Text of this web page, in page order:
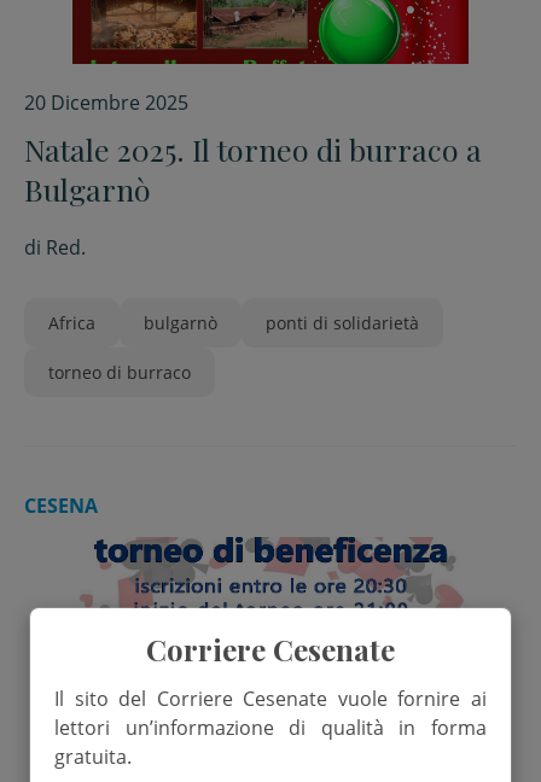
20 Dicembre 2025
Natale 2025. Il torneo di burraco a
Bulgarnò
di Red.
Africa bulgarnò ponti di solidarietà
torneo di burraco
CESENA
Corriere Cesenate
Il sito del Corriere Cesenate vuole fornire ai
lettori un’informazione di qualità in forma
gratuita.